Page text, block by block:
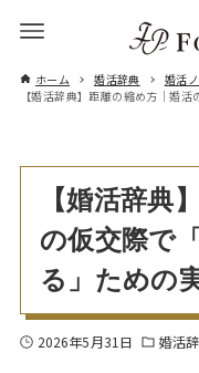
ホーム 婚活辞典
婚活
【婚活辞典
の仮交際で
る」ための
2026年5月31日 婚活